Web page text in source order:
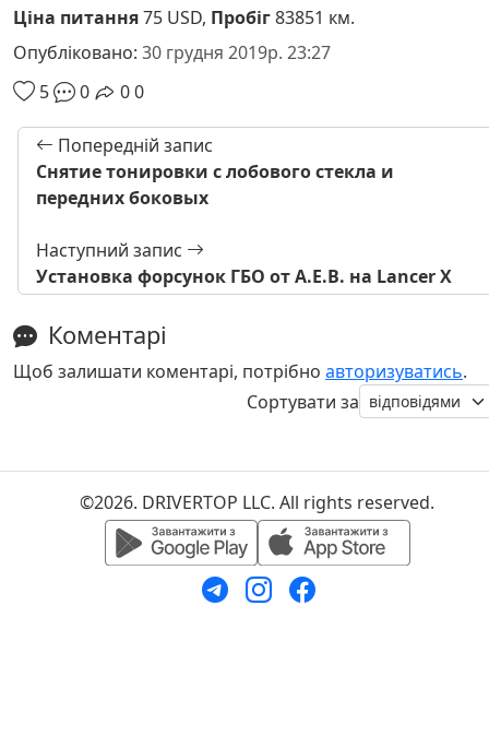
Ціна питання75 USD, Пробіг83851 км.
Опубліковано: 30 грудня 2019р. 23:27
5
0 00
Попередній запис
Снятие тонировки с лобового стекла и
передних боковых
Наступний запис
Установка форсунок ГБО от A.E.B. на Lancer X
Коментарі
Щоб залишати коментарі, потрібно авторизуватись.
Сортувати за
©2026. DRIVERTOP LLC. All rights reserved.